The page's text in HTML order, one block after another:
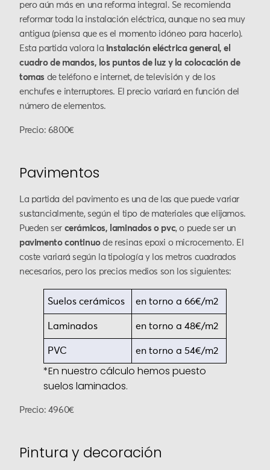
pero aún más en una reforma integral. Se recomienda
reformar toda la instalación eléctrica, aunque no sea muy
antigua (piensa que es el momento idóneo para hacerlo).
Esta partida valora la instalación eléctrica general, el
cuadro de mandos, los puntos de luz y la colocación de
tomas de teléfono e internet, de televisión y de los
enchufes e interruptores. El precio variará en función del
número de elementos.
Precio: 6800€
Pavimentos
La partida del pavimento es una de las que puede variar
sustancialmente, según el tipo de materiales que elijamos.
Pueden ser cerámicos, laminados o pvc, o puede ser un
pavimento continuode resinas epoxi o microcemento. El
coste variará según la tipología y los metros cuadrados
necesarios, pero los precios medios son los siguientes:
Suelos cerámicos en torno a 66€/m2
Laminados en torno a 48€/m2
PVC en torno a 54€/m2
*En nuestro cálculo hemos puesto
suelos laminados.
Precio: 4960€
Pintura y decoración